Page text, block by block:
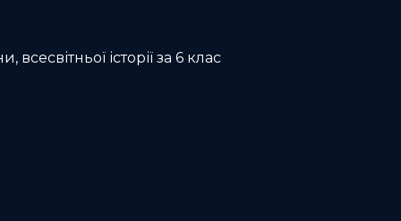
всесвітньої історії за 6 клас